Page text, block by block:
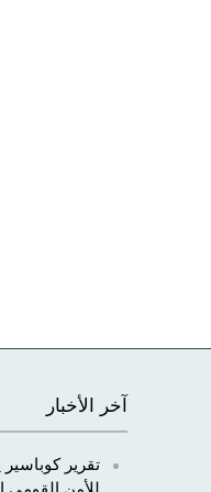
آخر الأخبار
تقرير